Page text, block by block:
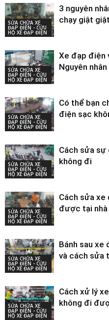
SỬA CHỮA XE
ĐẠP ĐIỆN - CỨU
HỘ XE ĐẠP ĐIỆN
3 nguyên
chạy giật
SỬA CHỮA XE
ĐẠP ĐIỆN - CỨU
HỘ XE ĐẠP ĐIỆN
Xe đạp điện
Nguyên
SỬA CHỮA XE
ĐẠP ĐIỆN - CỨU
HỘ XE ĐẠP ĐIỆN
Có thể bạn
điện sạc
SỬA CHỮA XE
ĐẠP ĐIỆN - CỨU
HỘ XE ĐẠP ĐIỆN
Cách sửa
không đi
SỬA CHỮA XE
ĐẠP ĐIỆN - CỨU
HỘ XE ĐẠP ĐIỆN
Cách sửa
được tại nhà
SỬA CHỮA XE
ĐẠP ĐIỆN - CỨU
HỘ XE ĐẠP ĐIỆN
Bánh sau
và cách sửa
SỬA CHỮA XE
ĐẠP ĐIỆN - CỨU
HỘ XE ĐẠP ĐIỆN
Cách xử lý
không đi